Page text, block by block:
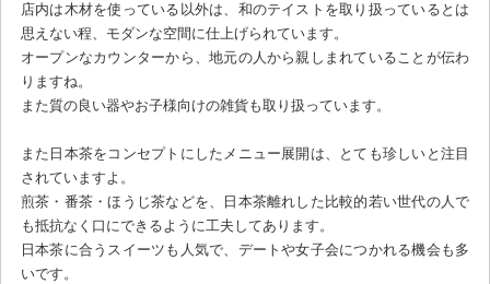
店内は木材を使っている以外は、和のテイストを取り扱っているとは
思えない程、モダンな空間に仕上げられています。
オープンなカウンターから、地元の人から親しまれていることが伝わ
りますね。
また質の良い器やお子様向けの雑貨も取り扱っています。
また日本茶をコンセプトにしたメニュー展開は、とても珍しいと注目
されていますよ。
煎茶・番茶・ほうじ茶などを、日本茶離れした比較的若い世代の人で
も抵抗なく口にできるように工夫してあります。
日本茶に合うスイーツも人気で、デートや女子会につかれる機会も多
いです。